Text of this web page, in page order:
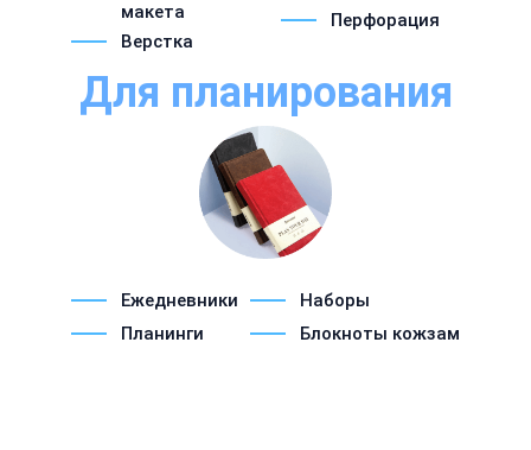
макета
Верстка
Перфорация
Для планирования
Ежедневники
Планинги
Наборы
Блокноты кожзам